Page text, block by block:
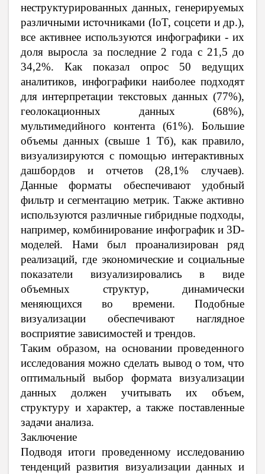
неструктурированных данных, генерируемых
различными источниками (IoT, соцсети и др.),
все активнее используются инфографики - их
доля выросла за последние 2 года с 21,5 до
34,2%. Как показал опрос 50 ведущих
аналитиков, инфографики наиболее подходят
для интерпретации текстовых данных (77%),
геолокационных данных (68%),
мультимедийного контента (61%). Большие
объемы данных (свыше 1 Тб), как правило,
визуализируются с помощью интерактивных
дашбордов и отчетов (28,1% случаев).
Данные форматы обеспечивают удобный
фильтр и сегментацию метрик. Также активно
используются различные гибридные подходы,
например, комбинирование инфографик и 3D-
моделей. Нами был проанализирован ряд
реализаций, где экономические и социальные
показатели визуализировались в виде
объемных структур, динамически
меняющихся во времени. Подобные
визуализации обеспечивают наглядное
восприятие зависимостей и трендов.
Таким образом, на основании проведенного
исследования можно сделать вывод о том, что
оптимальный выбор формата визуализации
данных должен учитывать их объем,
структуру и характер, а также поставленные
задачи анализа.
Заключение
Подводя итоги проведенному исследованию
тенденций развития визуализации данных и